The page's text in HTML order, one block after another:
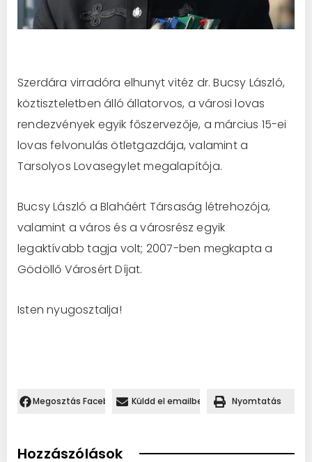
Szerdára virradóra elhunyt vitéz dr. Bucsy László,
köztiszteletben álló állatorvos, a városi lovas
rendezvények egyik főszervezője, a március 15-ei
lovas felvonulás ötletgazdája, valamint a
Tarsolyos Lovasegylet megalapítója.
Bucsy László a Blaháért Társaság létrehozója,
valamint a város és a városrész egyik
legaktívabb tagja volt; 2007-ben megkapta a
Gödöllő Városért Díjat.
Isten nyugosztalja!
Megosztás Facebookon.Küldd el emailben Nyomtatás
Hozzászólások